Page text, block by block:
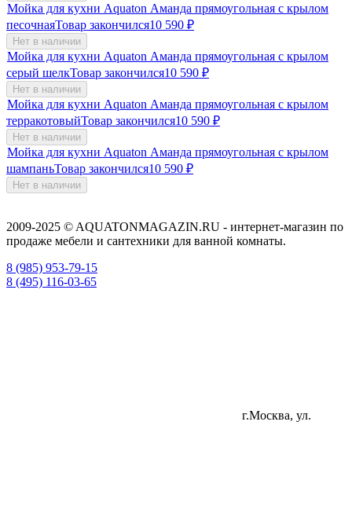
Мойка для кухни Aquaton Аманда прямоугольная с крылом
песочнаяТовар закончился10 590 ₽
Нет в наличии
Мойка для кухни Aquaton Аманда прямоугольная с крылом
серый шелкТовар закончился10 590 ₽
Нет в наличии
Мойка для кухни Aquaton Аманда прямоугольная с крылом
терракотовыйТовар закончился10 590 ₽
Нет в наличии
Мойка для кухни Aquaton Аманда прямоугольная с крылом
шампаньТовар закончился10 590 ₽
Нет в наличии
2009-2025 © AQUATONMAGAZIN.RU - интернет-магазин по
продаже мебели и сантехники для ванной комнаты.
8 (985) 953-79-15
8 (495) 116-03-65
г.Москва, ул.